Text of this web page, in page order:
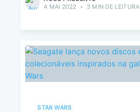
4 MAI 2022
• 3 MIN DE LEITURA
STAR WARS